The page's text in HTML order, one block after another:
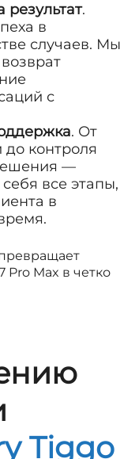
результат.
в
случаев. Мы
с
. От
до контроля
—
все этапы,
в
Pro Max в четко
Tiggo